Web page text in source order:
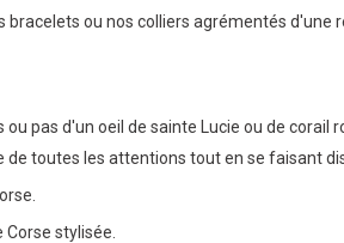
bracelets ou nos colliers agrémentés d'une
pas d'un oeil de sainte Lucie ou de corail
toutes les attentions tout en se faisant
stylisée.